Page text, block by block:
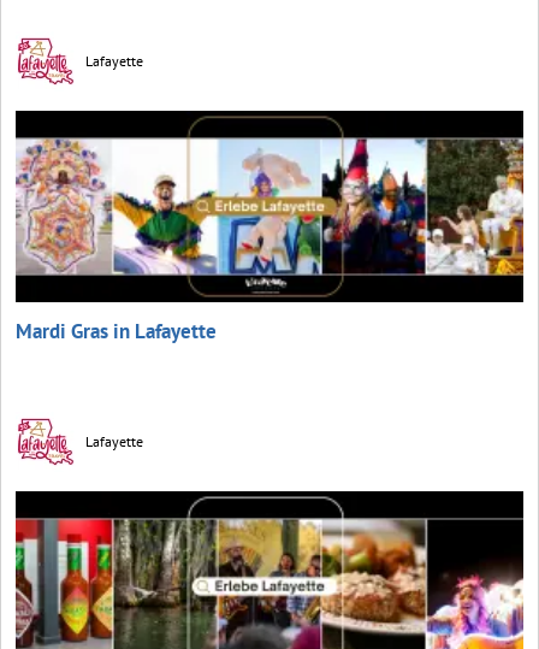
Lafayette
Mardi Gras in Lafayette
Lafayette